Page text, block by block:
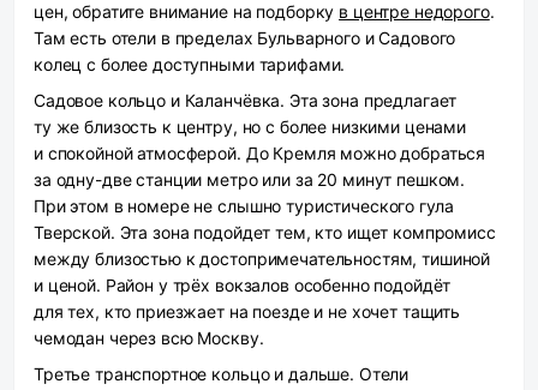
цен, обратите внимание на подборку в центре недорого.
Там есть отели в пределах Бульварного и Садового
колец с более доступными тарифами.
Садовое кольцо и Каланчёвка. Эта зона предлагает
ту же близость к центру, но с более низкими ценами
и спокойной атмосферой. До Кремля можно добраться
за одну-две станции метро или за 20 минут пешком.
При этом в номере не слышно туристического гула
Тверской. Эта зона подойдет тем, кто ищет компромисс
между близостью к достопримечательностям, тишиной
и ценой. Район у трёх вокзалов особенно подойдёт
для тех, кто приезжает на поезде и не хочет тащить
чемодан через всю Москву.
Третье транспортное кольцо и дальше. Отели